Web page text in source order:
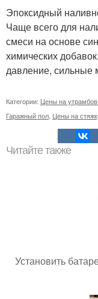
Эпоксидный
Чаще всего для
смеси на основе
химических
давление, сильные
Категории: Цены на
Гаражный пол Цены на
Читайте также
Установить